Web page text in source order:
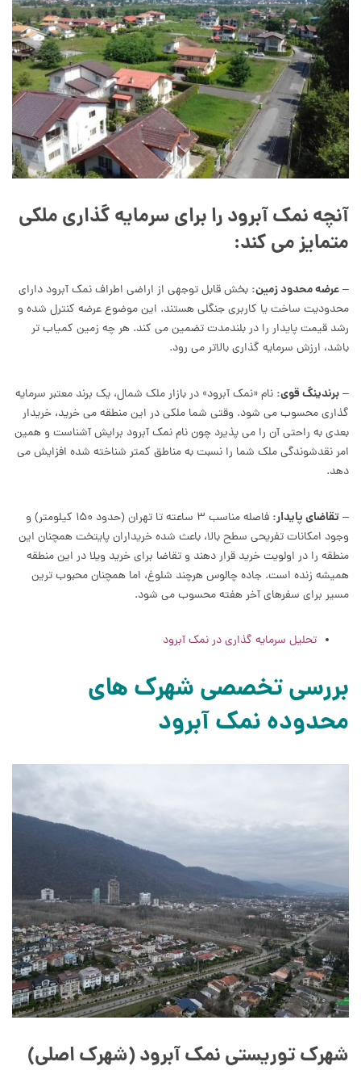
آنچه نمک آبرود را برای سرمایه گذاری ملکی
متمایز می کند:
–عرضه محدود زمین: بخش قابل توجهی از اراضی اطراف نمک آبرود دارای
محدودیت ساخت یا کاربری جنگلی هستند. این موضوع عرضه کنترل شده و
رشد قیمت پایدار را در بلندمدت تضمین می کند. هر چه زمین کمیاب تر
باشد، ارزش سرمایه گذاری بالاتر می رود.
–برندینگ قوی: نام «نمک آبرود» در بازار ملک شمال، یک برند معتبر سرمایه
گذاری محسوب می شود. وقتی شما ملکی در این منطقه می خرید، خریدار
بعدی به راحتی آن را می پذیرد چون نام نمک آبرود برایش آشناست و همین
امر نقدشوندگی ملک شما را نسبت به مناطق کمتر شناخته شده افزایش می
دهد.
–تقاضای پایدار:
فاصله مناسب ۳ ساعته تا تهران (حدود ۱۵۰ کیلومتر) و
وجود امکانات تفریحی سطح بالا، باعث شده خریداران پایتخت همچنان این
منطقه را در اولویت خرید قرار دهند و تقاضا برای خرید ویلا در این منطقه
همیشه زنده است. جاده چالوس هرچند شلوغ، اما همچنان محبوب ترین
مسیر برای سفرهای آخر هفته محسوب می شود.
تحلیل سرمایه گذاری در نمک آبرود
بررسی تخصصی شهرک های
محدوده نمک آبرود
شهرک توریستی نمک آبرود (شهرک اصلی)